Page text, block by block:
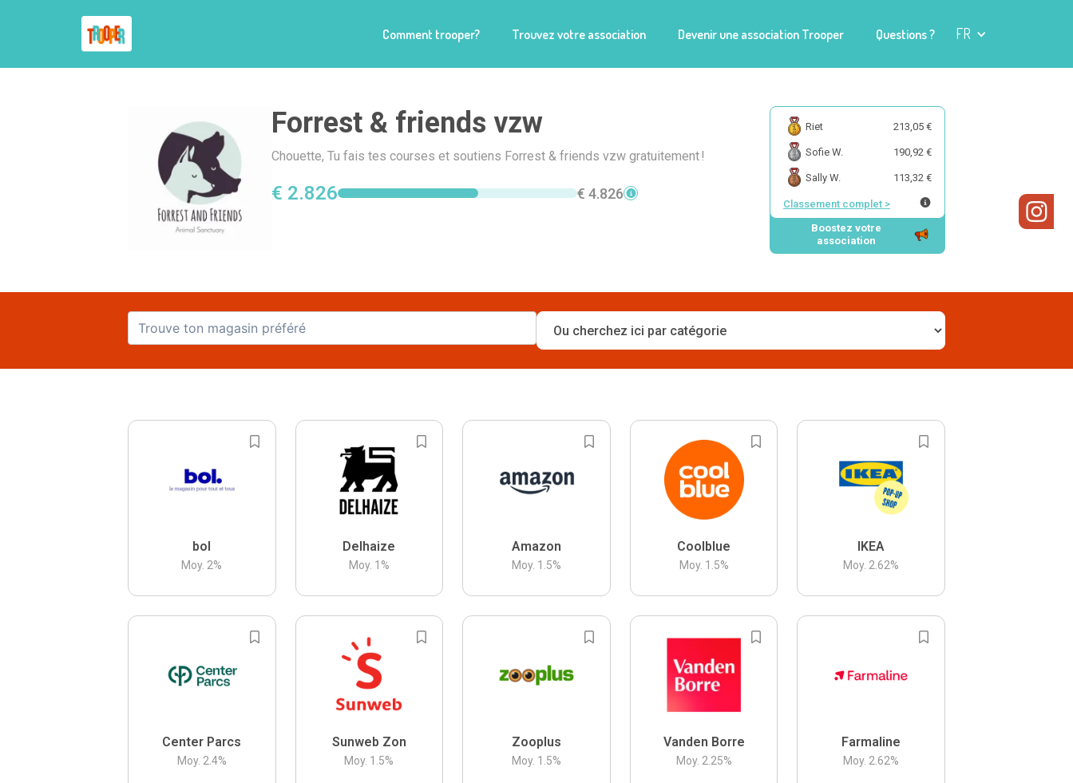
Comment trooper? Trouvez votre association Devenir une association Trooper Questions ? FR
Forrest & friends vzw
Chouette, Tu fais tes courses et soutiens Forrest & friends vzw gratuitement !
€ 2.826 € 4.826
Riet 213,05 €
Sofie W. 190,92 €
Sally W. 113,32 €
Classement complet >
Boostez votre
association
bol
Moy. 2%
Delhaize
Moy. 1 %
Amazon
Moy. 1.5%
Coolblue
Moy. 1.5%
IKEA
Moy. 2.62%
Center Parcs
Moy. 2.4%
Sunweb Zon
Moy. 1.5%
Zooplus
Moy. 1.5%
Vanden Borre
Moy. 2.25%
Farmaline
Moy. 2.62%